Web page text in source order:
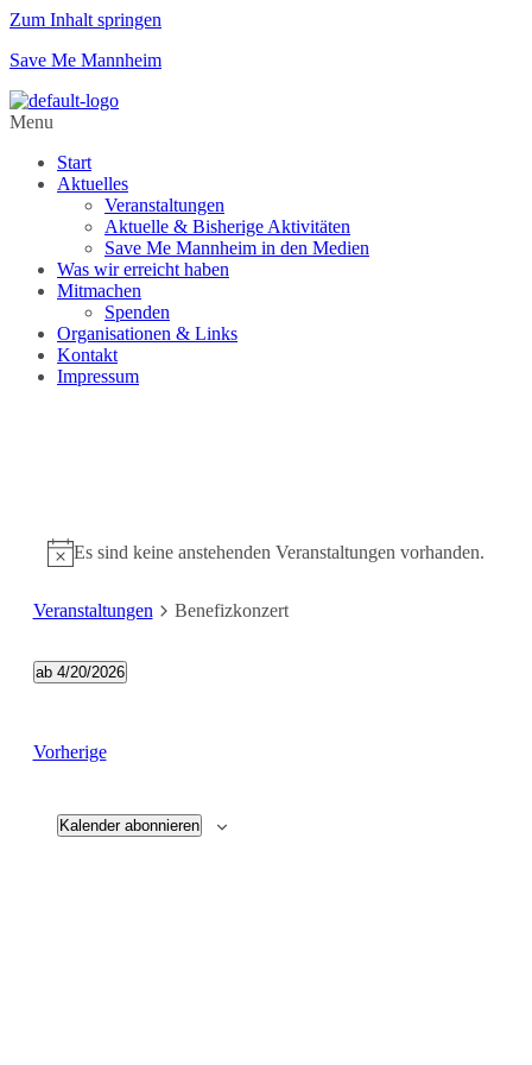
Zum Inhalt springen
Save Me Mannheim
Menu
Start
Aktuelles
Veranstaltungen
Aktuelle & Bisherige Aktivitäten
Save Me Mannheim in den Medien
Was wir erreicht haben
Mitmachen
Spenden
Organisationen & Links
Kontakt
Impressum
Es sind keine anstehenden Veranstaltungen vorhanden.
Veranstaltungen Benefizkonzert
ab 4/20/2026
VorherigeVeranstaltungen
Kalender abonnieren